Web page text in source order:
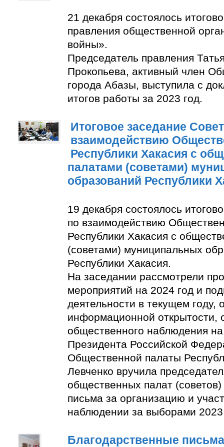
21 декабря состоялось
правления общественной
войны».
Председатель правления
Прокопьева, активный член
города Абазы, выступила с
итогов работы за 2023 год.
Итоговое заседание
взаимодействию
Республики Хакасия с
палатами (советами)
образований Республики
19 декабря состоялось
по взаимодействию
Республики Хакасия с
(советами) муниципальных
Республики Хакасия.
На заседании рассмотрели
мероприятий на 2024 год и
деятельности в текущем году,
информационной открытости,
общественного наблюдения
Президента Российской
Общественной палаты
Левченко вручила
общественных палат
письма за организацию и
наблюдении за выборами 2023
Благодарственные письма